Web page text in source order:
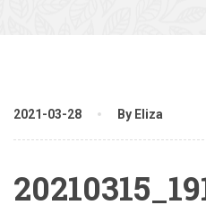
2021-03-28 By Eliza